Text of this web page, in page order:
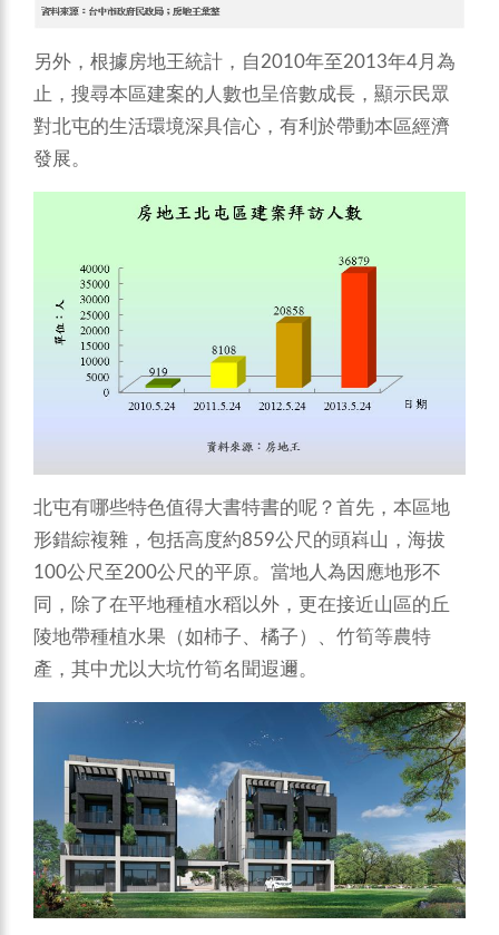
另外，根據房地王統計，自2010年至2013年4月為
止，搜尋本區建案的人數也呈倍數成長，顯示民眾
對北屯的生活環境深具信心，有利於帶動本區經濟
發展。
北屯有哪些特色值得大書特書的呢？首先，本區地
形錯綜複雜，包括高度約859公尺的頭嵙山，海拔
100公尺至200公尺的平原。當地人為因應地形不
同，除了在平地種植水稻以外，更在接近山區的丘
陵地帶種植水果（如杮子、橘子）、竹筍等農特
產，其中尤以大坑竹筍名聞遐邇。